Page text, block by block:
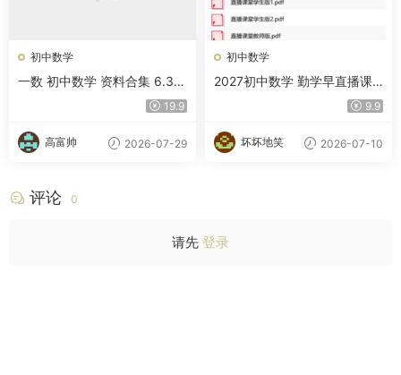
初中数学
一数 初中数学 资料合集 6.3G
19.9
高富帅 2026-07-29
初中数学
2027初中数学 勤学早直播课
9.9
坏坏地笑 2026-07-10
评论 0
请先 登录